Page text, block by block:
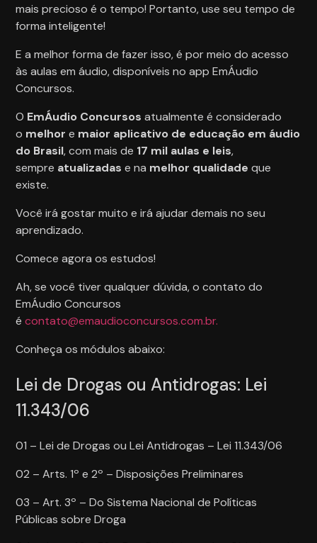
mais precioso é o tempo! Portanto, use seu tempo de
forma inteligente!
E a melhor forma de fazer isso, é por meio do acesso
às aulas em áudio, disponíveis no app EmÁudio
Concursos.
O EmÁudio Concursos atualmente é considerado
o melhor e maior aplicativo de educação em áudio
do Brasil, com mais de 17 mil aulas e leis,
sempre atualizadas e na melhor qualidade que
existe.
Você irá gostar muito e irá ajudar demais no seu
aprendizado.
Comece agora os estudos!
Ah, se você tiver qualquer dúvida, o contato do
EmÁudio Concursos
écontato@emaudioconcursos.com.br.
Conheça os módulos abaixo:
Lei de Drogas ou Antidrogas: Lei
11.343/06
01 – Lei de Drogas ou Lei Antidrogas – Lei 11.343/06
02 – Arts. 1º e 2º – Disposições Preliminares
03 – Art. 3º – Do Sistema Nacional de Políticas
Públicas sobre Droga